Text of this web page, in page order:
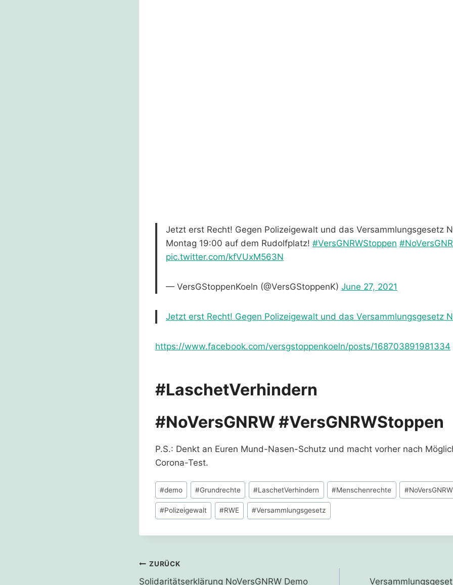
Jetzt erst Recht! Gegen Polizeigewalt und das Versammlungsgesetz
Montag 19:00 auf dem Rudolfplatz! #VersGNRWStoppen
pic.twitter.com/kfVUxM563N
— VersGStoppenKoeln (@VersGStoppenK) June 27, 2021
Jetzt erst Recht! Gegen Polizeigewalt und das Versammlungsgesetz
https://www.facebook.com/versgstoppenkoeln/posts/168703891981334
#LaschetVerhindern
#NoVersGNRW#VersGNRWStoppen
P.S.: Denkt an Euren Mund-Nasen-Schutz und macht vorher nach
Corona-Test.
Schlagworte:
#demo #Grundrechte #LaschetVerhindern #Menschenrechte #NoVersGNRW
#Polizeigewalt #RWE #Versammlungsgesetz
Beitragsnavigation
ZURÜCK
Solidaritätserklärung NoVersGNRW Demo